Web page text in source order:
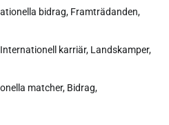
bidrag, Framträdanden,
karriär, Landskamper,
matcher, Bidrag,